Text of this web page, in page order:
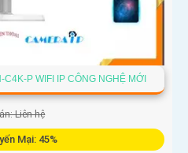
P WIFI IP CÔNG NGHỆ MỚI
Liên hệ
Mại: 45%